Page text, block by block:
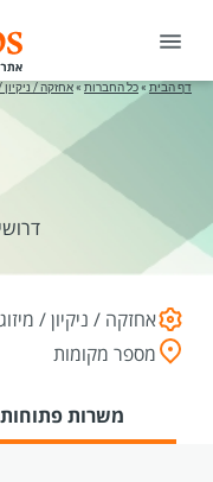
דף הבית »כל החברות »אחזקה / ניקיון /
אחזקה / ניקיון /
מספר מקומות
משרות פתוחות